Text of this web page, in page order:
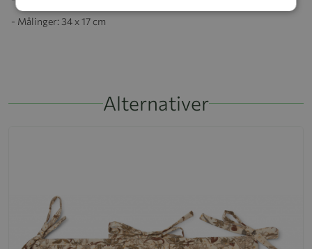
- Målinger: 34 x 17 cm
Alternativer